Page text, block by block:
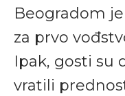
Beogradom
za prvo
Ipak, gosti su
vratili